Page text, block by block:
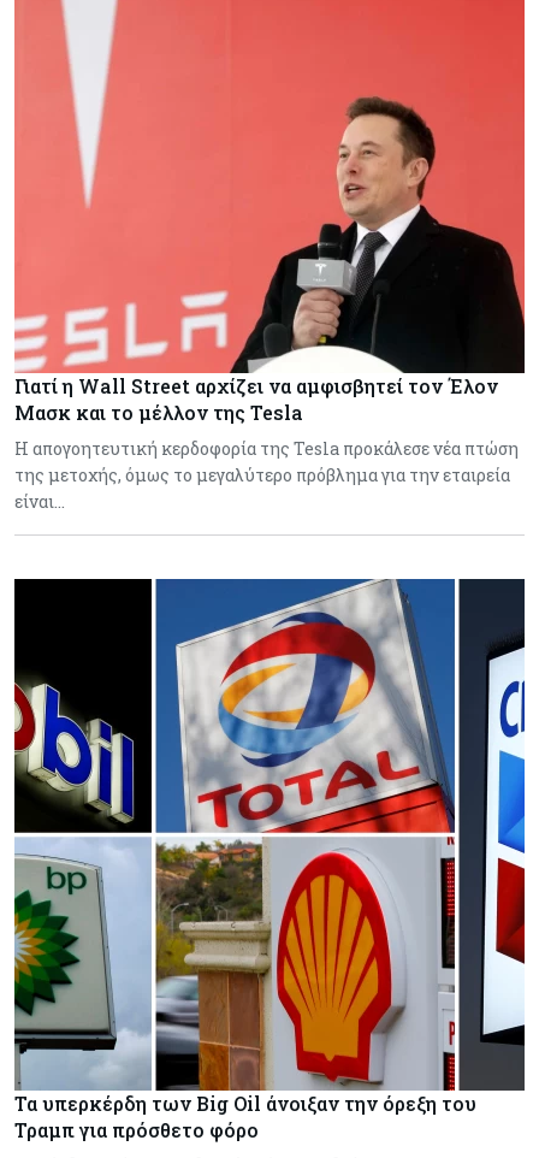
Γιατί η Wall Street αρχίζει να αμφισβητεί τον Έλον
Μασκ και το μέλλον της Tesla
Η απογοητευτική κερδοφορία της Tesla προκάλεσε νέα πτώση
της μετοχής, όμως το μεγαλύτερο πρόβλημα για την εταιρεία
είναι…
Τα υπερκέρδη των Big Oil άνοιξαν την όρεξη του
Τραμπ για πρόσθετο φόρο